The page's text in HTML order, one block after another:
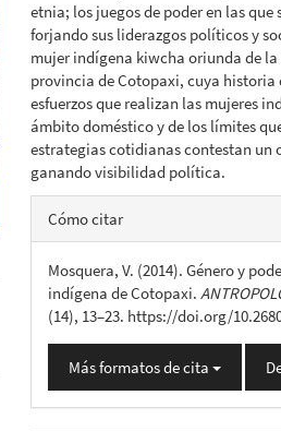
etnia; los juegos de poder en las que
forjando sus liderazgos políticos y
mujer indígena kiwcha oriunda de
provincia de Cotopaxi, cuya
esfuerzos que realizan las mujeres
ámbito doméstico y de los límites
estrategias cotidianas contestan un
ganando visibilidad política.
Detalles
del
artículo
Cómo citar
Mosquera, V. (2014). Género y
indígena de Cotopaxi.
(14), 13–23. https://doi.org/
Más formatos de cita